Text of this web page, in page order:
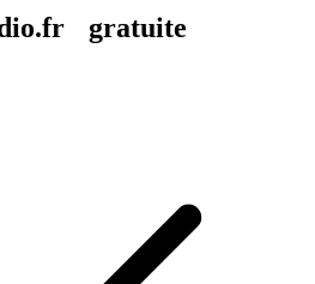
gratuite